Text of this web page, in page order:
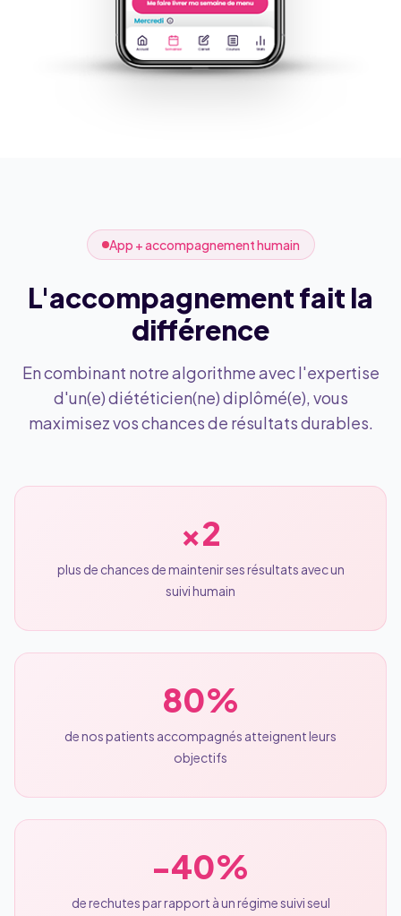
App + accompagnement humain
L'accompagnement fait la
différence
En combinant notre algorithme avec l'expertise
d'un(e) diététicien(ne) diplômé(e), vous
maximisez vos chances de résultats durables.
×2
plus de chances de maintenir ses résultats avec un
suivi humain
80%
de nos patients accompagnés atteignent leurs
objectifs
-40%
de rechutes par rapport à un régime suivi seul